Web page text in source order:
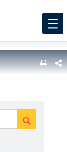
Clear